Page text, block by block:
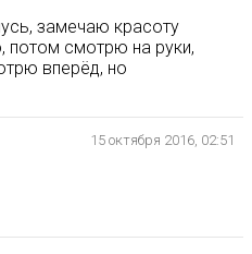
замечаю красоту
потом смотрю на руки,
вперёд, но
15 октября 2016, 02:51